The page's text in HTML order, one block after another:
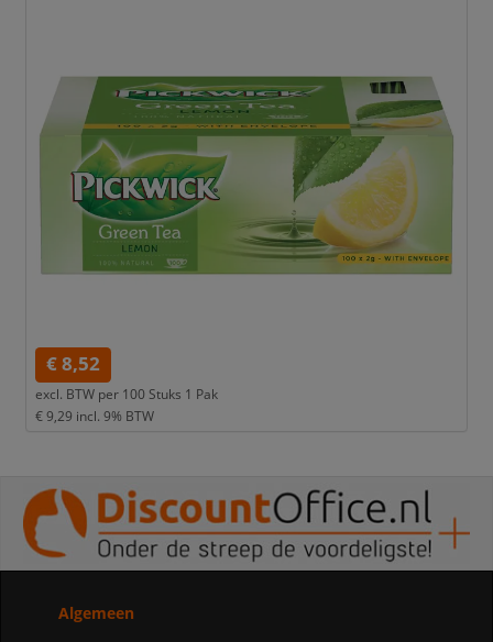
€ 8,52
excl. BTW per 100 Stuks 1 Pak
€ 9,29 incl. 9% BTW
Algemeen